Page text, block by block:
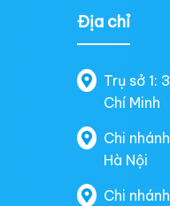
Địa chỉ
Trụ sở 1:
Chí Minh
Chi
Hà Nội
Chi